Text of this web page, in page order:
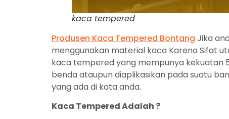
kaca tempered
Produsen Kaca Tempered Bontang Jika
menggunakan material kaca Karena Sifat
kaca tempered yang mempunya kekuatan
benda ataupun diaplikasikan pada suatu
yang ada di kota anda.
Kaca Tempered Adalah ?